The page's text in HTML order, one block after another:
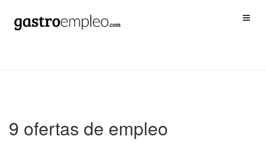
9 ofertas de empleo